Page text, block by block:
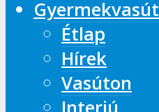
Gyermekvasút
Étlap
Hírek
Vasúton